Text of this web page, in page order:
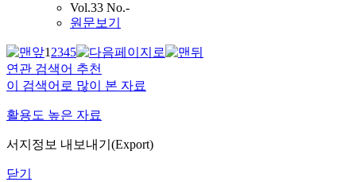
Vol.33 No.-
원문보기
12345
연관 검색어 추천
이 검색어로 많이 본 자료
활용도 높은 자료
서지정보 내보내기(Export)
닫기